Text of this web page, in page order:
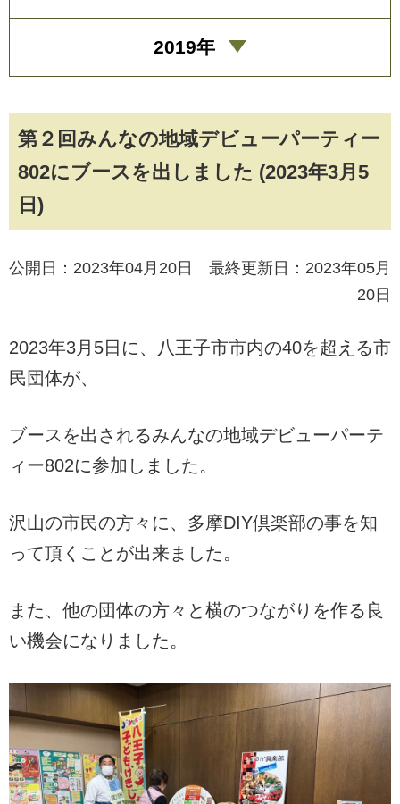
第２回みんなの地域デビューパーティー
802にブースを出しました (2023年3月5
日)
公開日：2023年04月20日 最終更新日：2023年05月
20日
2023年3月5日に、八王子市市内の40を超える市
民団体が、
ブースを出されるみんなの地域デビューパーテ
ィー802に参加しました。
沢山の市民の方々に、多摩DIY倶楽部の事を知
って頂くことが出来ました。
また、他の団体の方々と横のつながりを作る良
い機会になりました。
2019年